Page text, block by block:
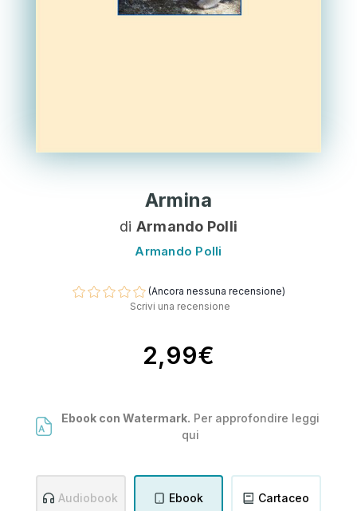
Armina
di Armando Polli
Armando Polli
(Ancora nessuna recensione)
Scrivi una recensione
2,99€
Ebook con Watermark. Per approfondire leggi
qui
Audiobook
Ebook Cartaceo